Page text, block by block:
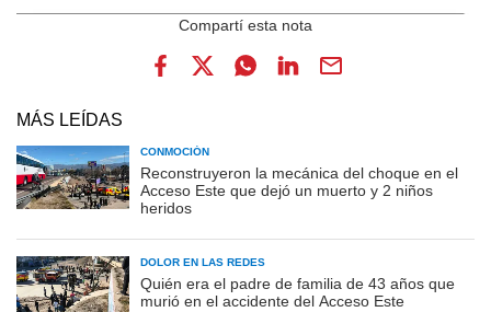
MÁS LEÍDAS
CONMOCIÓN
Reconstruyeron la mecánica del choque en el
Acceso Este que dejó un muerto y 2 niños
heridos
DOLOR EN LAS REDES
Quién era el padre de familia de 43 años que
murió en el accidente del Acceso Este